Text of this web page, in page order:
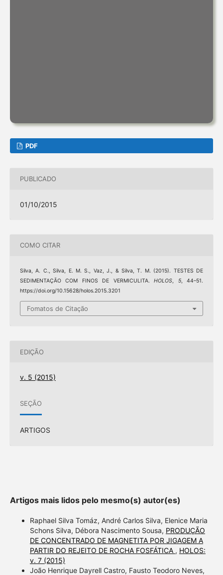
PDF
PUBLICADO
01/10/2015
COMO CITAR
Silva, A. C., Silva, E. M. S., Vaz, J., & Silva, T. M. (2015). TESTES DE
SEDIMENTAÇÃO COM FINOS DE VERMICULITA.HOLOS, 5, 44–51.
https://doi.org/10.15628/holos.2015.3201
Fomatos de Citação
EDIÇÃO
v. 5 (2015)
SEÇÃO
ARTIGOS
Artigos mais lidos pelo mesmo(s) autor(es)
Raphael Silva Tomáz, André Carlos Silva, Elenice Maria
Schons Silva, Débora Nascimento Sousa, PRODUÇÃO
DE CONCENTRADO DE MAGNETITA POR JIGAGEM A
PARTIR DO REJEITO DE ROCHA FOSFÁTICA , HOLOS:
v. 7 (2015)
João Henrique Dayrell Castro, Fausto Teodoro Neves,